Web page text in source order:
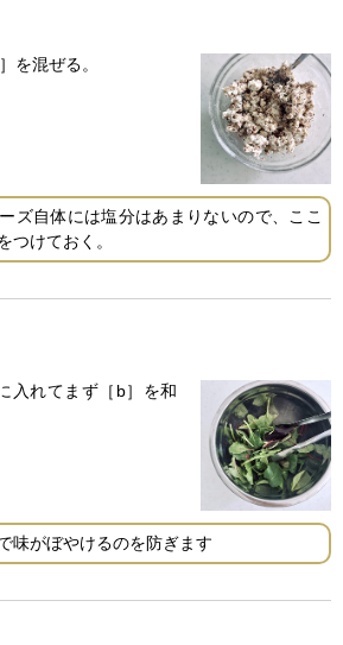
を混ぜる。
ズ自体には塩分はあまりないので、ここ
つけておく。
入れてまず［b］を和
味がぼやけるのを防ぎます